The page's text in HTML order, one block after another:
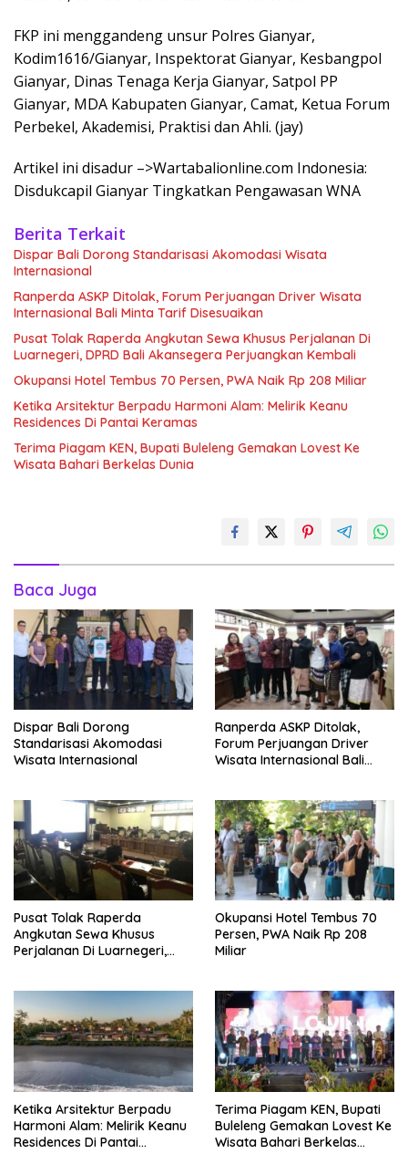
FKP ini menggandeng unsur Polres Gianyar,
Kodim1616/Gianyar, Inspektorat Gianyar, Kesbangpol
Gianyar, Dinas Tenaga Kerja Gianyar, Satpol PP
Gianyar, MDA Kabupaten Gianyar, Camat, Ketua Forum
Perbekel, Akademisi, Praktisi dan Ahli. (jay)
Artikel ini disadur –>Wartabalionline.com Indonesia:
Disdukcapil Gianyar Tingkatkan Pengawasan WNA
Berita Terkait
Dispar Bali Dorong Standarisasi Akomodasi Wisata
Internasional
Ranperda ASKP Ditolak, Forum Perjuangan Driver Wisata
Internasional Bali Minta Tarif Disesuaikan
Pusat Tolak Raperda Angkutan Sewa Khusus Perjalanan Di
Luarnegeri, DPRD Bali Akansegera Perjuangkan Kembali
Okupansi Hotel Tembus 70 Persen, PWA Naik Rp 208 Miliar
Ketika Arsitektur Berpadu Harmoni Alam: Melirik Keanu
Residences Di Pantai Keramas
Terima Piagam KEN, Bupati Buleleng Gemakan Lovest Ke
Wisata Bahari Berkelas Dunia
Baca Juga
Dispar Bali Dorong
Standarisasi Akomodasi
Wisata Internasional
Ranperda ASKP Ditolak,
Forum Perjuangan Driver
Wisata Internasional Bali
Pusat Tolak Raperda
Angkutan Sewa Khusus
Perjalanan Di Luarnegeri,
Okupansi Hotel Tembus 70
Persen, PWA Naik Rp 208
Miliar
Ketika Arsitektur Berpadu
Harmoni Alam: Melirik Keanu
Residences Di Pantai
Terima Piagam KEN, Bupati
Buleleng Gemakan Lovest Ke
Wisata Bahari Berkelas